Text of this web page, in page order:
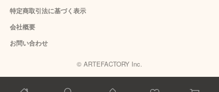
特定商取引法に基づく表示
会社概要
お問い合わせ
© ARTEFACTORY Inc.